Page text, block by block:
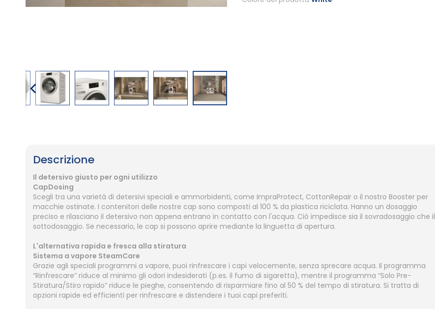
Descrizione
Il detersivo giusto per ogni utilizzo
CapDosing
Scegli tra una varietà di detersivi speciali e ammorbidenti, come ImpraProtect, CottonRepair o il nostro Booster per
macchie ostinate. I contenitori delle nostre cap sono composti al 100 % da plastica riciclata. Hanno un dosaggio
preciso e rilasciano il detersivo non appena entrano in contatto con l'acqua. Ciò impedisce sia il sovradosaggio che il
sottodosaggio. Se necessario, le cap si possono aprire mediante la linguetta di apertura.
L'alternativa rapida e fresca alla stiratura
Sistema a vapore SteamCare
Grazie agli speciali programmi a vapore, puoi rinfrescare i capi velocemente, senza sprecare acqua. Il programma
“Rinfrescare” riduce al minimo gli odori indesiderati (p.es. il fumo di sigaretta), mentre il programma “Solo Pre-
Stiratura/Stiro rapido” riduce le pieghe, consentendo di risparmiare fino al 50 % del tempo di stiratura. Si tratta di
opzioni rapide ed efficienti per rinfrescare e distendere i tuoi capi preferiti.